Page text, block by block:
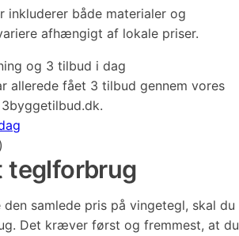
inkluderer både materialer og
afhængigt af lokale priser​.
og 3 tilbud i dag
allerede fået 3 tilbud gennem vores
teglforbrug
den samlede pris på vingetegl, skal du
Det kræver først og fremmest, at du